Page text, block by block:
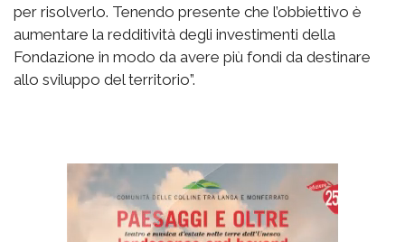
per risolverlo. Tenendo presente che l’obbiettivo è
aumentare la redditività degli investimenti della
Fondazione in modo da avere più fondi da destinare
allo sviluppo del territorio”.